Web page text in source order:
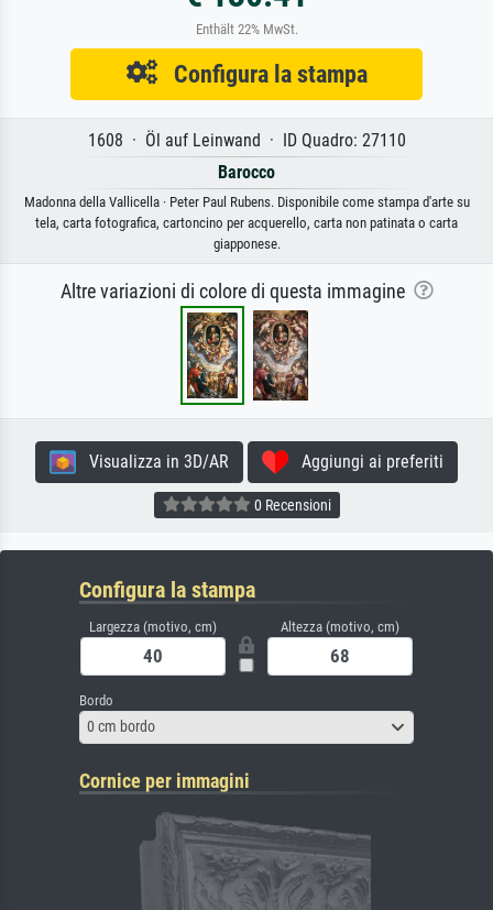
Enthält 22% MwSt.
Configura la stampa
1608 · Öl auf Leinwand · ID Quadro: 27110
Barocco
Madonna della Vallicella · Peter Paul Rubens. Disponibile come stampa d'arte su
tela, carta fotografica, cartoncino per acquerello, carta non patinata o carta
giapponese.
Altre variazioni di colore di questa immagine
Visualizza in 3D/AR Aggiungi ai preferiti
0 Recensioni
Configura la stampa
Largezza (motivo, cm) Altezza (motivo, cm)
Bordo
0 cm bordo
Cornice per immagini